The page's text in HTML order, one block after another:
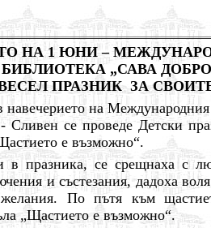
НА 1 ЮНИ –
„САВА
ПРАЗНИК ЗА
на
Сливен се проведе Детски
е възможно“.
в празника, се срещнаха с
и състезания, дадоха
По пътя към
„Щастието е възможно“.